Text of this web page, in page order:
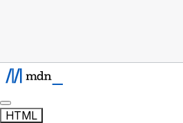
HTML